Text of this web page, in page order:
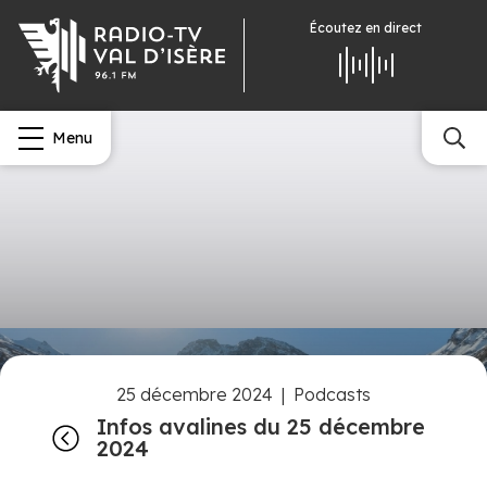
Écoutez en direct
Menu
25 décembre 2024 | Podcasts
Infos avalines du 25 décembre
2024